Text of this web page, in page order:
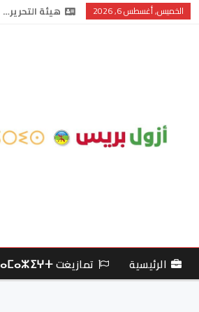
الخميس, أغسطس 6, 2026 هيئة التحرير…
الرئيسية تمازيغت ⵜⴰⵎⴰⵣⵉⵖⵜ